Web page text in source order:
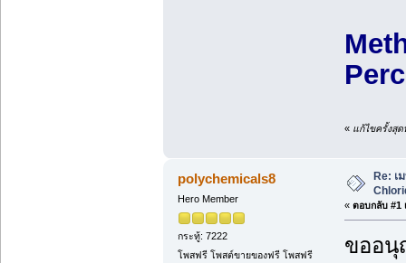
« แก้ไขครั้งสุ
polychemicals8
Hero Member
กระทู้: 7222
โพสฟรี โพสต์ขายของฟรี โพสฟรี
Re: เ
« ตอบกลับ #1
ขออนุ